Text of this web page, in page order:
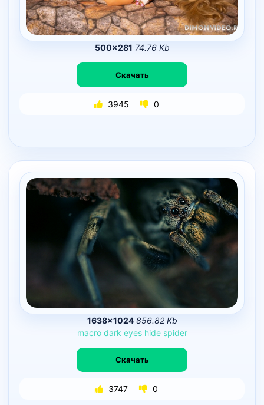
500×281 74.76 Kb
Скачать
3945 0
1638×1024 856.82 Kb
macro dark eyes hide spider
Скачать
3747 0